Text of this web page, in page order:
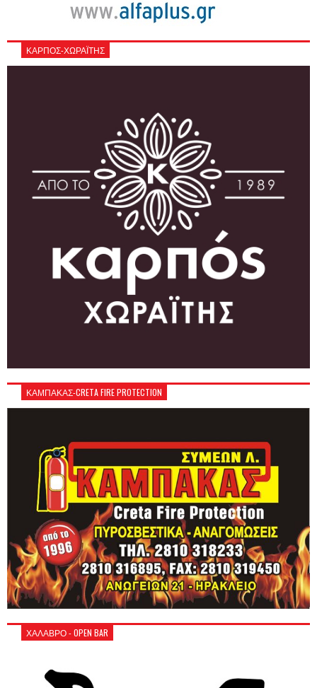
ΚΑΡΠΟΣ-ΧΩΡΑΪΤΗΣ
ΚΑΜΠΑΚΑΣ-CRETA FIRE PROTECTION
ΧΑΛΑΒΡΟ - OPEN BAR